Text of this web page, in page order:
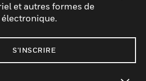
et autres formes de
S'INSCRIRE